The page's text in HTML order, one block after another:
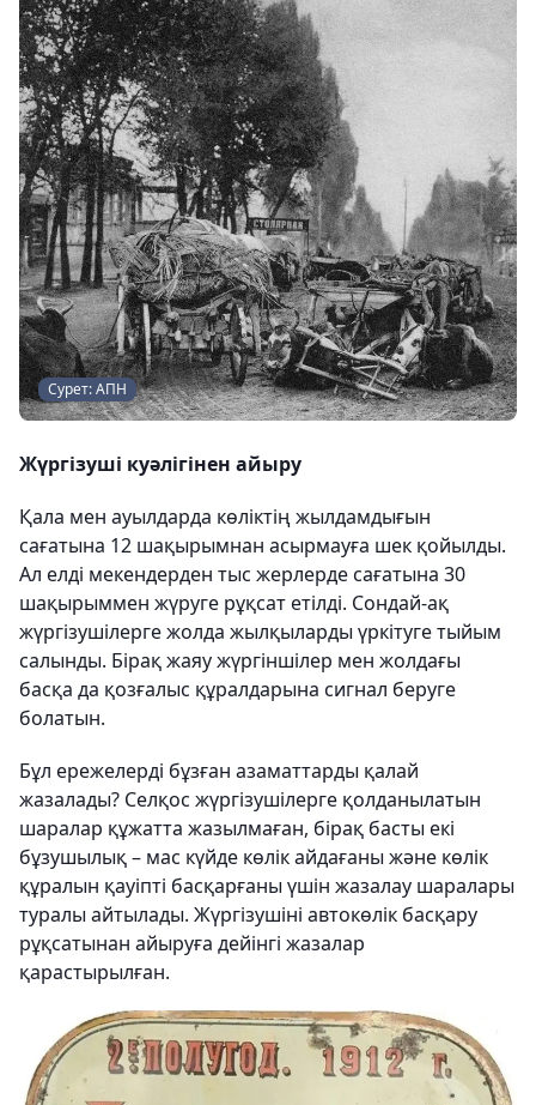
Сурет: АПН
Жүргізуші куәлігінен айыру
Қала мен ауылдарда көліктің жылдамдығын
сағатына 12 шақырымнан асырмауға шек қойылды.
Ал елді мекендерден тыс жерлерде сағатына 30
шақырыммен жүруге рұқсат етілді. Сондай-ақ
жүргізушілерге жолда жылқыларды үркітуге тыйым
салынды. Бірақ жаяу жүргіншілер мен жолдағы
басқа да қозғалыс құралдарына сигнал беруге
болатын.
Бұл ережелерді бұзған азаматтарды қалай
жазалады? Селқос жүргізушілерге қолданылатын
шаралар құжатта жазылмаған, бірақ басты екі
бұзушылық – мас күйде көлік айдағаны және көлік
құралын қауіпті басқарғаны үшін жазалау шаралары
туралы айтылады. Жүргізушіні автокөлік басқару
рұқсатынан айыруға дейінгі жазалар
қарастырылған.